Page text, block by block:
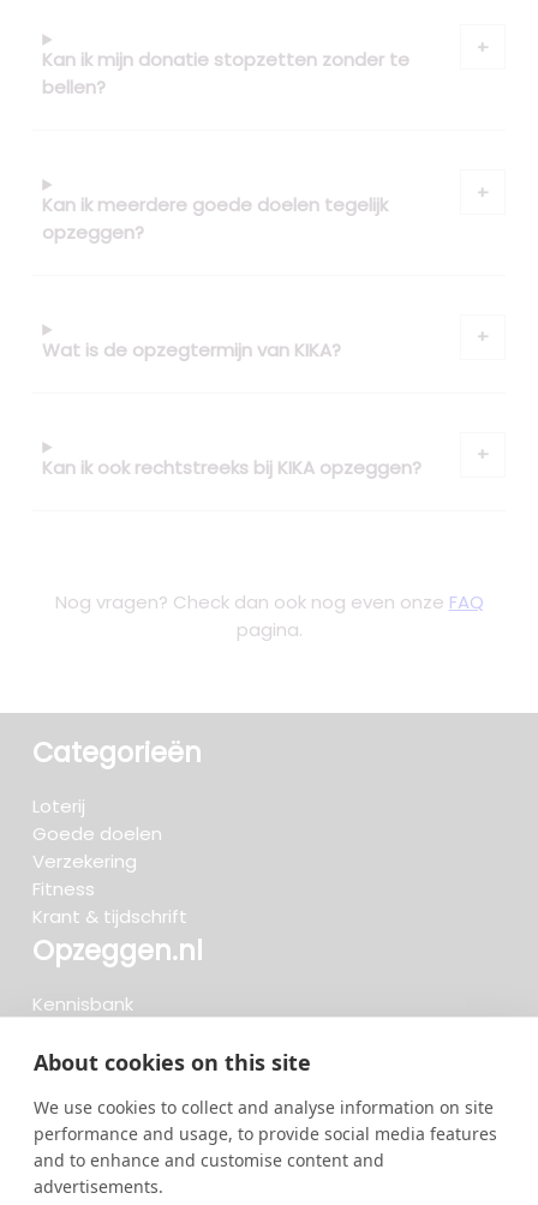
About cookies on this site
We use cookies to collect and analyse information on site
performance and usage, to provide social media features
and to enhance and customise content and
advertisements.
Kan ik mijn donatie stopzetten zonder te
bellen?
Kan ik meerdere goede doelen tegelijk
opzeggen?
Wat is de opzegtermijn van KIKA?
Kan ik ook rechtstreeks bij KIKA opzeggen?
Nog vragen? Check dan ook nog even onze FAQ
pagina.
Categorieën
Loterij
Goede doelen
Verzekering
Fitness
Krant & tijdschrift
Opzeggen.nl
Kennisbank
Beoordelingen
Meteen opzeggen